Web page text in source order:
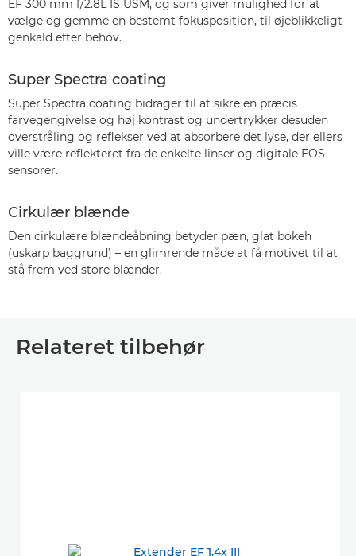
EF 300 mm f/2.8L IS USM, og som giver mulighed for at
vælge og gemme en bestemt fokusposition, til øjeblikkeligt
genkald efter behov.
Super Spectra coating
Super Spectra coating bidrager til at sikre en præcis
farvegengivelse og høj kontrast og undertrykker desuden
overstråling og reflekser ved at absorbere det lyse, der ellers
ville være reflekteret fra de enkelte linser og digitale EOS-
sensorer.
Cirkulær blænde
Den cirkulære blændeåbning betyder pæn, glat bokeh
(uskarp baggrund) – en glimrende måde at få motivet til at
stå frem ved store blænder.
Relateret tilbehør